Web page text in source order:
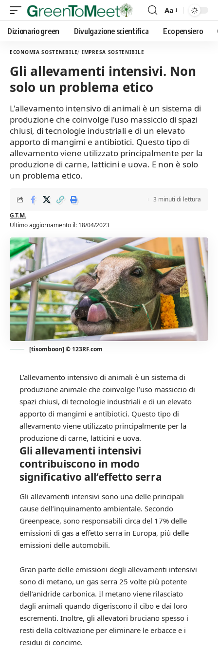
Font
Resizer
Aa
Dizionario green Divulgazione scientifica Eco pensiero
ECONOMIA SOSTENIBILE IMPRESA SOSTENIBILE
Gli allevamenti intensivi. Non
solo un problema etico
L'allevamento intensivo di animali è un sistema di
produzione che coinvolge l'uso massiccio di spazi
chiusi, di tecnologie industriali e di un elevato
apporto di mangimi e antibiotici. Questo tipo di
allevamento viene utilizzato principalmente per la
produzione di carne, latticini e uova. E non è solo
un problema etico.
Ultimo aggiornamento il: 18/04/2023
G.T.M.
3 minuti di lettura
[tisomboon] © 123RF.com
L’allevamento intensivo di animali è un sistema di
produzione animale che coinvolge l’uso massiccio di
spazi chiusi, di tecnologie industriali e di un elevato
apporto di mangimi e antibiotici. Questo tipo di
allevamento viene utilizzato principalmente per la
produzione di carne, latticini e uova.
Gli allevamenti intensivi
contribuiscono in modo
significativo all’effetto serra
Gli allevamenti intensivi sono una delle principali
cause dell’inquinamento ambientale. Secondo
Greenpeace, sono responsabili circa del 17% delle
emissioni di gas a effetto serra in Europa, più delle
emissioni delle automobili.
Gran parte delle emissioni degli allevamenti intensivi
sono di metano, un gas serra 25 volte più potente
dell’anidride carbonica. Il metano viene rilasciato
dagli animali quando digeriscono il cibo e dai loro
escrementi. Inoltre, gli allevatori bruciano spesso i
resti della coltivazione per eliminare le erbacce e i
residui di concime.